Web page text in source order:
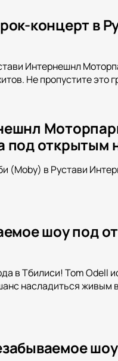
концерт в
Интернешнл
Не пропустите это
под открытым
(Moby) в Рустави
шоу под
в Тбилиси! Tom Odell
насладиться живым